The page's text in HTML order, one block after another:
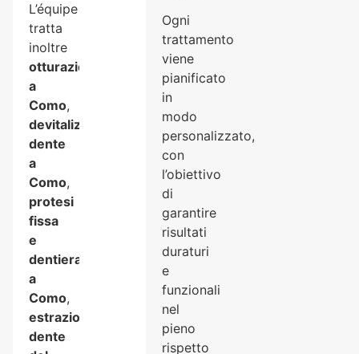
L’équipe
tratta
inoltre
otturazioni
a
Como,
devitalizzazione
dente
a
Como,
protesi
fissa
e
dentiera
a
Como,
estrazione
dente
Ogni
trattamento
viene
pianificato
in
modo
personalizzato,
con
l’obiettivo
di
garantire
risultati
duraturi
e
funzionali
nel
pieno
rispetto